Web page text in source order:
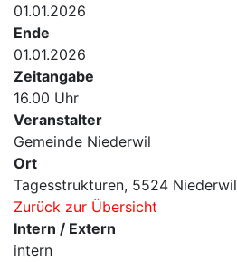
01.01.2026
Ende
01.01.2026
Zeitangabe
16.00 Uhr
Veranstalter
Gemeinde Niederwil
Ort
Tagesstrukturen, 5524 Niederwil
Zurück zur Übersicht
Intern / Extern
intern